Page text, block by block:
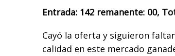
Entrada: 142 remanente: 00,
Cayó la oferta y siguieron
calidad en este mercado